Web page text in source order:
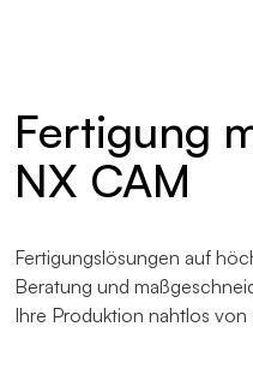
Fertigung
NX CAM
Fertigungslösungen auf
Beratung und
Ihre Produktion nahtlos von